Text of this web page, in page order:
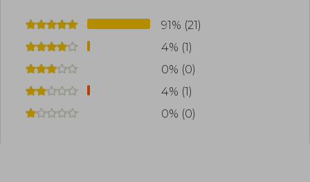
91% (21)
4% (1)
0% (0)
4% (1)
0% (0)